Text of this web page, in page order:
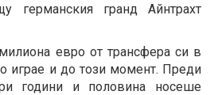
германския гранд Айнтрахт
евро от трансфера си в
играе и до този момент. Преди
години и половина носеше